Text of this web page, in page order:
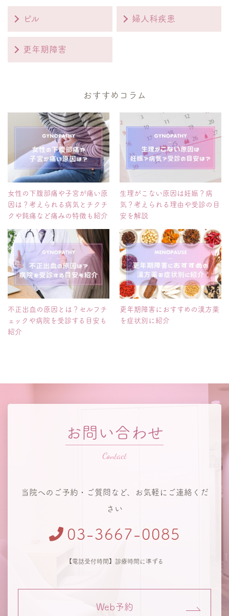
ピル 婦人科疾患
更年期障害
おすすめコラム
女性の下腹部痛や子宮が痛い原
因は？考えられる病気とチクチ
クや鈍痛など痛みの特徴も紹介
生理がこない原因は妊娠？病
気？考えられる理由や受診の目
安を解説
不正出血の原因とは？セルフチ
ェックや病院を受診する目安も
紹介
更年期障害におすすめの漢方薬
を症状別に紹介
お問い合わせ
当院へのご予約・ご質問など、お気軽にご連絡くだ
さい
03-3667-0085
【電話受付時間】診療時間に準ずる
Web予約